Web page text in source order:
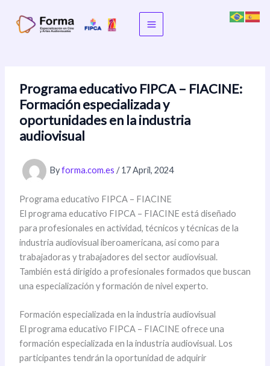
content
Programa educativo FIPCA – FIACINE:
Formación especializada y
oportunidades en la industria
audiovisual
Byforma.com.es /17 April, 2024
Programa educativo FIPCA – FIACINE
El programa educativo FIPCA – FIACINE está diseñado
para profesionales en actividad, técnicos y técnicas de la
industria audiovisual iberoamericana, así como para
trabajadoras y trabajadores del sector audiovisual.
También está dirigido a profesionales formados que buscan
una especialización y formación de nivel experto.
Formación especializada en la industria audiovisual
El programa educativo FIPCA – FIACINE ofrece una
formación especializada en la industria audiovisual. Los
participantes tendrán la oportunidad de adquirir